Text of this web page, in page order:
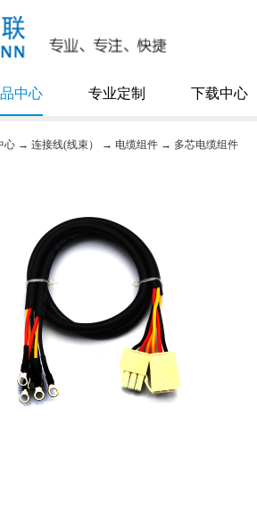
中心 专业定制 下载中心
心 → 连接线(线束） → 电缆组件 → 多芯电缆组件